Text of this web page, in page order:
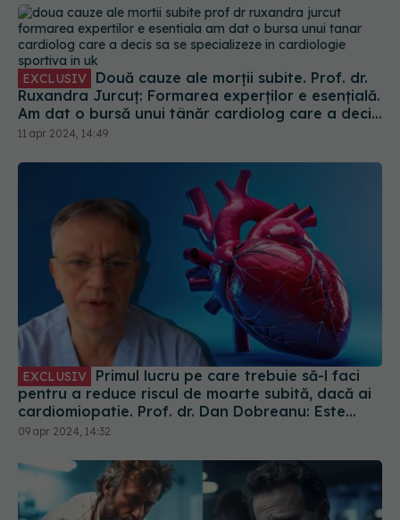
EXCLUSIV
Ruxandra Jurcuț: Formarea experților e esențială.
Am dat o bursă unui tânăr cardiolog care a decis
să se specializeze în cardiologie sportivă în UK
11 apr 2024, 14:49
EXCLUSIV
pentru a reduce riscul de moarte subită, dacă ai
cardiomiopatie. Prof. dr. Dan Dobreanu: Este
relativ simplu. Asta trebuie să facă pacientul
09 apr 2024, 14:32